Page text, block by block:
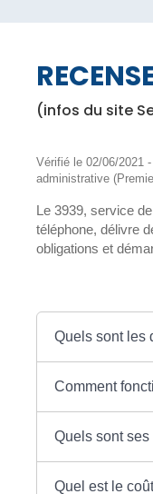
(infos du site
Vérifié le 02/06/2021
administrative
Le 3939, service
téléphone, délivre
obligations et
Quels sont les
Comment
Quels sont
Quel est le